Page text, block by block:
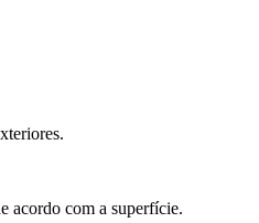
acordo com a superfície.